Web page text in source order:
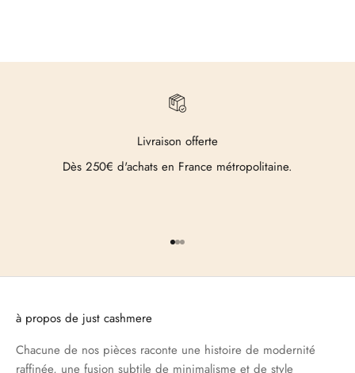
Livraison offerte
Dès 250€ d'achats en France métropolitaine.
Aller à l'élément 1
Aller à l'élément 2
Aller à l'élément 3
à propos de just cashmere
Chacune de nos pièces raconte une histoire de modernité
raffinée, une fusion subtile de minimalisme et de style